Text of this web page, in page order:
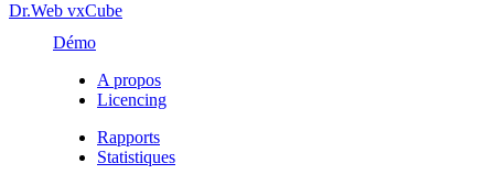
Dr.Web vxCube
Démo
A propos
Licencing
Rapports
Statistiques